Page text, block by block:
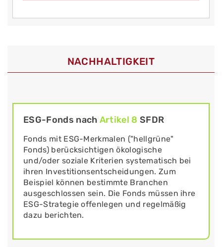
NACHHALTIGKEIT
ESG-Fonds nach Artikel 8 SFDR
Fonds mit ESG-Merkmalen ("hellgrüne"
Fonds) berücksichtigen ökologische
und/oder soziale Kriterien systematisch bei
ihren Investitionsentscheidungen. Zum
Beispiel können bestimmte Branchen
ausgeschlossen sein. Die Fonds müssen ihre
ESG-Strategie offenlegen und regelmäßig
dazu berichten.